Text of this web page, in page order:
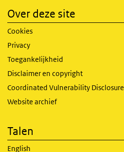
Over deze site
Cookies
Privacy
Toegankelijkheid
Disclaimer en copyright
Coordinated Vulnerability Disclosure
Website archief
Talen
English